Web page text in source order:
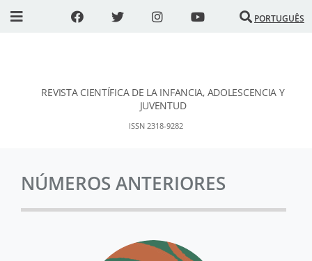
PORTUGUÊS
DESidades
REVISTA CIENTÍFICA DE LA INFANCIA, ADOLESCENCIA Y
JUVENTUD
ISSN 2318-9282
NÚMEROS ANTERIORES